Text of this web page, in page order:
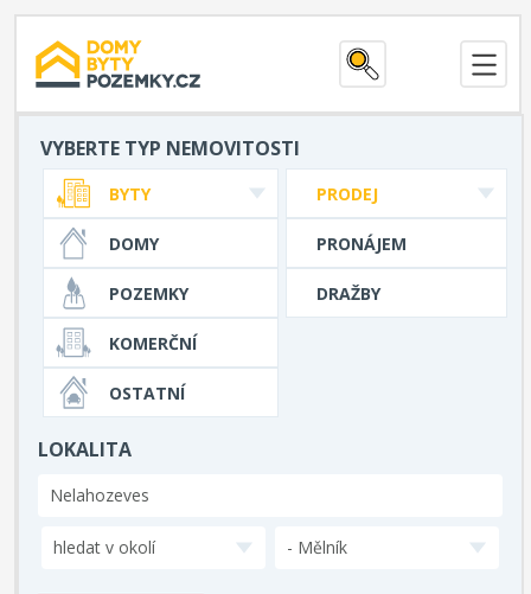
VYBERTE TYP NEMOVITOSTI
PRODEJ
PRONÁJEM
DRAŽBY
BYTY
DOMY
POZEMKY
KOMERČNÍ
OSTATNÍ
LOKALITA
hledat v okolí - Mělník